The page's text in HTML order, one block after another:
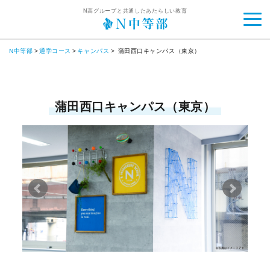
N高グループと共通したあたらしい教育
N中等部 通学コース キャンパス 蒲田西口キャンパス（東京）
蒲田西口キャンパス（東京）